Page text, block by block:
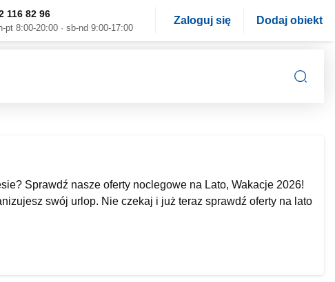
116 82 96
pt 8:00-20:00 · sb-nd 9:00-17:00
Zaloguj się Dodaj obiekt
Sprawdź nasze oferty noclegowe na Lato, Wakacje 2026!
swój urlop. Nie czekaj i już teraz sprawdź oferty na lato